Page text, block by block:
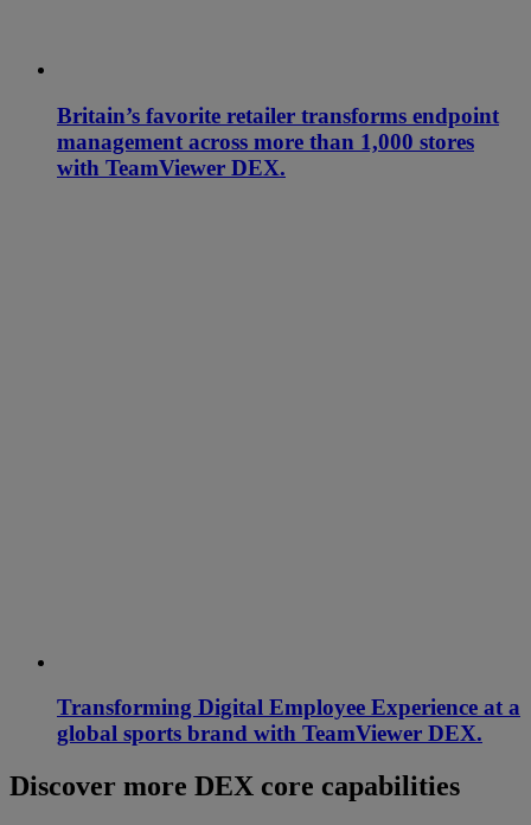
Britain’s favorite retailer transforms endpoint
management across more than 1,000 stores
with TeamViewer DEX.
Transforming Digital Employee Experience at a
global sports brand with TeamViewer DEX.
Discover more DEX core capabilities